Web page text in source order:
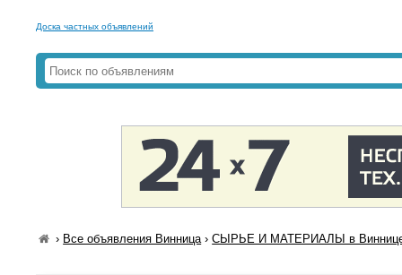
Доска частных объявлений
› Все объявления Винница›СЫРЬЕ И МАТЕРИАЛЫ в